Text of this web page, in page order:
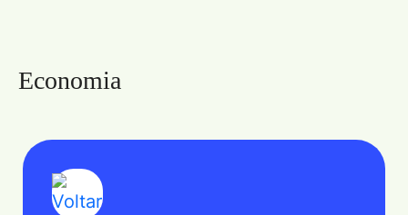
Economia